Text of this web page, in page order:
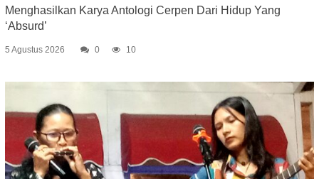
Menghasilkan Karya Antologi Cerpen Dari Hidup Yang
‘Absurd’
5 Agustus 2026 0 10